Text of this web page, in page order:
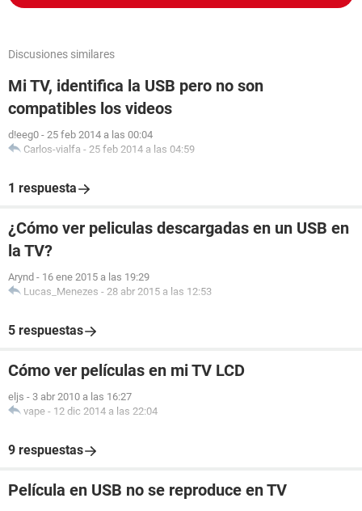
Discusiones similares
Mi TV, identifica la USB pero no son
compatibles los videos
d!eeg0 - 25 feb 2014 a las 00:04
Carlos-vialfa - 25 feb 2014 a las 04:59
1 respuesta
¿Cómo ver peliculas descargadas en un USB en
la TV?
Arynd - 16 ene 2015 a las 19:29
Lucas_Menezes - 28 abr 2015 a las 12:53
5 respuestas
Cómo ver películas en mi TV LCD
eljs - 3 abr 2010 a las 16:27
vape - 12 dic 2014 a las 22:04
9 respuestas
Película en USB no se reproduce en TV